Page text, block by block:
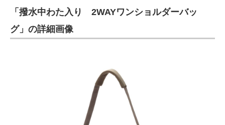
「撥水中わた入り 2WAYワンショルダーバッ
グ」の詳細画像